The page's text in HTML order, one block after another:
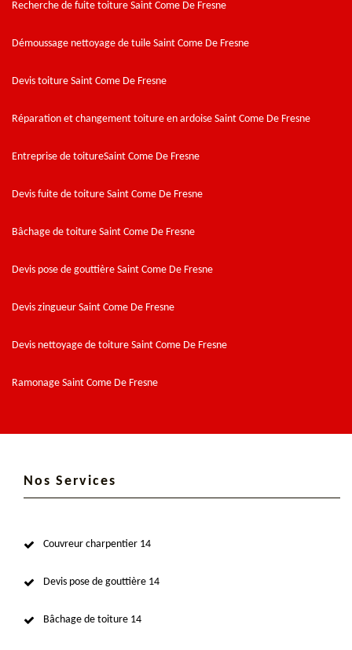
Recherche de fuite toiture Saint Come De Fresne
Démoussage nettoyage de tuile Saint Come De Fresne
Devis toiture Saint Come De Fresne
Réparation et changement toiture en ardoise Saint Come De Fresne
Entreprise de toitureSaint Come De Fresne
Devis fuite de toiture Saint Come De Fresne
Bâchage de toiture Saint Come De Fresne
Devis pose de gouttière Saint Come De Fresne
Devis zingueur Saint Come De Fresne
Devis nettoyage de toiture Saint Come De Fresne
Ramonage Saint Come De Fresne
Nos Services
Couvreur charpentier 14
Devis pose de gouttière 14
Bâchage de toiture 14